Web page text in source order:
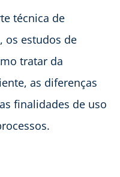
técnica de
os estudos de
tratar da
as diferenças
finalidades de uso